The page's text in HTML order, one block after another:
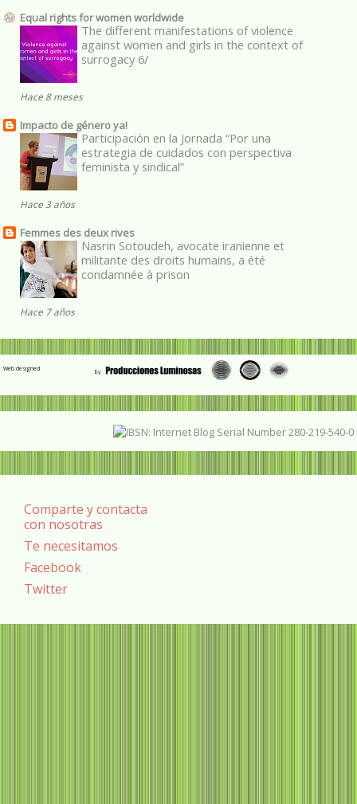
Equal rights for women worldwide
The different manifestations of violence
against women and girls in the context of
surrogacy 6/
Hace 8 meses
Impacto de género ya!
Participación en la Jornada “Por una
estrategia de cuidados con perspectiva
feminista y sindical”
Hace 3 años
Femmes des deux rives
Nasrin Sotoudeh, avocate iranienne et
militante des droits humains, a été
condamnée à prison
Hace 7 años
Web designed
Comparte y contacta
con nosotras
Te necesitamos
Facebook
Twitter